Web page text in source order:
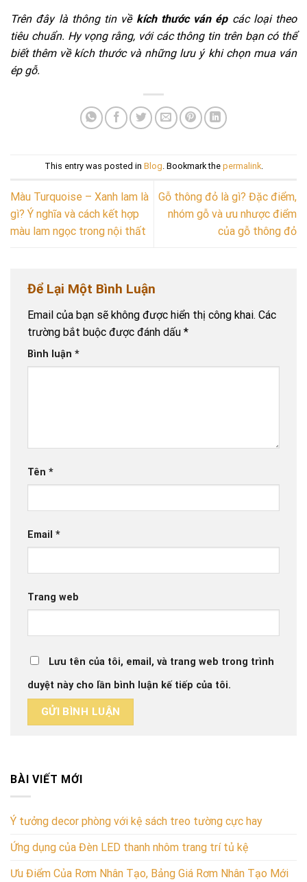
Trên đây là thông tin về kích thước ván épcác loại theo
tiêu chuẩn. Hy vọng rằng, với các thông tin trên bạn có thể
biết thêm về kích thước và những lưu ý khi chọn mua ván
ép gỗ.
This entry was posted in Blog. Bookmark the permalink.
Màu Turquoise – Xanh lam là
gì? Ý nghĩa và cách kết hợp
màu lam ngọc trong nội thất
Gỗ thông đỏ là gì? Đặc điểm,
nhóm gỗ và ưu nhược điểm
của gỗ thông đỏ
Để Lại Một Bình Luận
Email của bạn sẽ không được hiển thị công khai. Các
trường bắt buộc được đánh dấu *
Bình luận *
Tên *
Email *
Trang web
Lưu tên của tôi, email, và trang web trong trình
duyệt này cho lần bình luận kế tiếp của tôi.
BÀI VIẾT MỚI
Ý tưởng decor phòng với kệ sách treo tường cực hay
Ứng dụng của Đèn LED thanh nhôm trang trí tủ kệ
Ưu Điểm Của Rơm Nhân Tạo, Bảng Giá Rơm Nhân Tạo Mới